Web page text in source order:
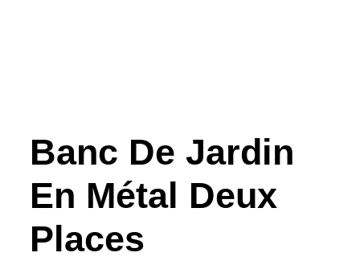
Banc De Jardin
En Métal Deux
Places